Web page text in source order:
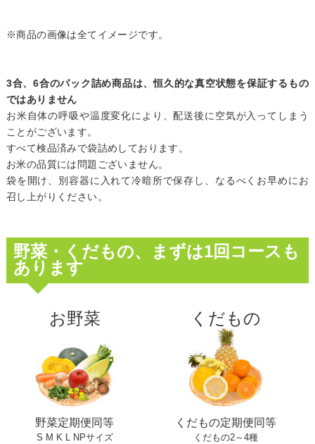
※商品の画像は全てイメージです。
3合、6合のパック詰め商品は、恒久的な真空状態を保証するもの
ではありません
お米自体の呼吸や温度変化により、配送後に空気が入ってしまう
ことがございます。
すべて検品済みで袋詰めしております。
お米の品質には問題ございません。
袋を開け、別容器に入れて冷暗所で保存し、なるべくお早めにお
召し上がりください。
野菜・くだもの、まずは1回コースも
あります
お野菜 くだもの
野菜定期便同等 くだもの定期便同等
S M K L NPサイズ くだもの2～4種